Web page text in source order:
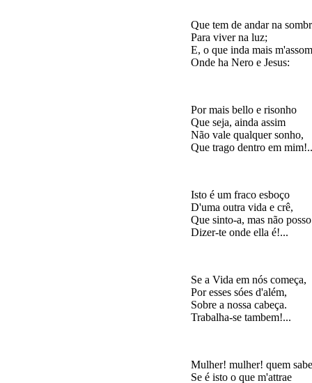
Que tem de andar na
Para viver na luz;
E, o que inda mais
Por mais bello e risonho
Que seja, ainda assim
Não vale qualquer sonho,
Isto é um fraco esboço
D'uma outra vida e crê,
Que sinto-a, mas não posso
Se a Vida em nós começa,
Por esses sóes d'além,
Sobre a nossa cabeça.
Mulher! mulher! quem sabe
Se é isto o que m'attrae